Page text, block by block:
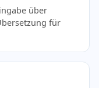
über
für